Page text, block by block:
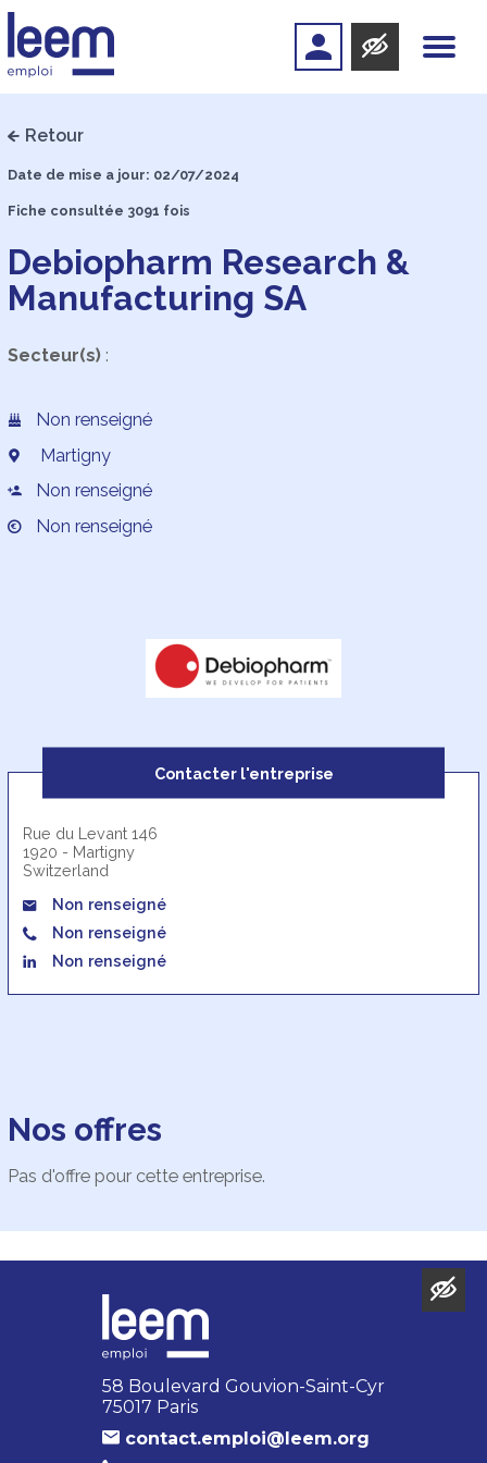
Retour
Date de mise a jour: 02/07/2024
Fiche consultée 3091 fois
Debiopharm Research &
Manufacturing SA
Secteur(s):
Non renseigné
Martigny
Non renseigné
Non renseigné
Contacter l'entreprise
Rue du Levant 146
1920 - Martigny
Switzerland
Non renseigné
Non renseigné
Non renseigné
Nos offres
Pas d'offre pour cette entreprise.
58 Boulevard Gouvion-Saint-Cyr
75017 Paris
contact.emploi@leem.org